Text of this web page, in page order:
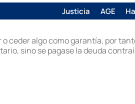
Justicia AGE
o ceder algo como garantía, por
sino se pagase la deuda